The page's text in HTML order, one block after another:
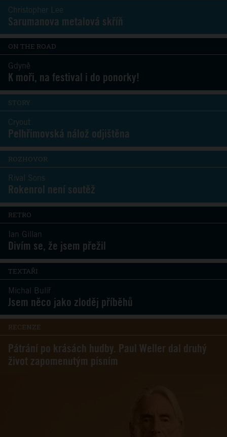
Christopher Lee
Sarumanova metalová skříň
ON THE ROAD
Gdyně
K moři, na festival i do ponorky!
STORY
Cryout
Pelhřimovská nálož odjištěna
ROZHOVOR
Rival Sons
Rokenrol není soutěž
RETRO
Ian Gillan
Divím se, že jsem přežil
TEXTAŘI
Michal Bulíř
Jsem něco jako zloděj příběhů
RECENZE
Pátrání po krásách hudby. Paul Weller dal druhý
život zapomenutým písním